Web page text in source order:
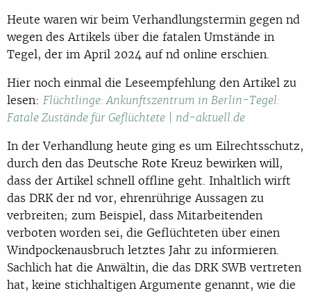
Heute waren wir beim Verhandlungstermin gegen nd
wegen des Artikels über die fatalen Umstände in
Tegel, der im April 2024 auf nd online erschien.
Hier noch einmal die Leseempfehlung den Artikel zu
lesen: Flüchtlinge: Ankunftszentrum in Berlin-Tegel:
Fatale Zustände für Geflüchtete | nd-aktuell.de
In der Verhandlung heute ging es um Eilrechtsschutz,
durch den das Deutsche Rote Kreuz bewirken will,
dass der Artikel schnell offline geht. Inhaltlich wirft
das DRK der nd vor, ehrenrührige Aussagen zu
verbreiten; zum Beispiel, dass Mitarbeitenden
verboten worden sei, die Geflüchteten über einen
Windpockenausbruch letztes Jahr zu informieren.
Sachlich hat die Anwältin, die das DRK SWB vertreten
hat, keine stichhaltigen Argumente genannt, wie die